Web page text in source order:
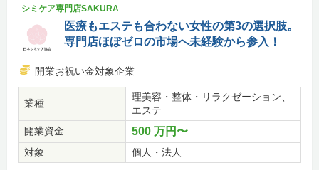
シミケア専門店SAKURA
医療もエステも合わない女性の第3の選択肢。
専門店ほぼゼロの市場へ未経験から参入！
開業お祝い金対象企業
業種
理美容・整体・リラクゼーション、
エステ
開業資金
500 万円〜
対象 個人・法人